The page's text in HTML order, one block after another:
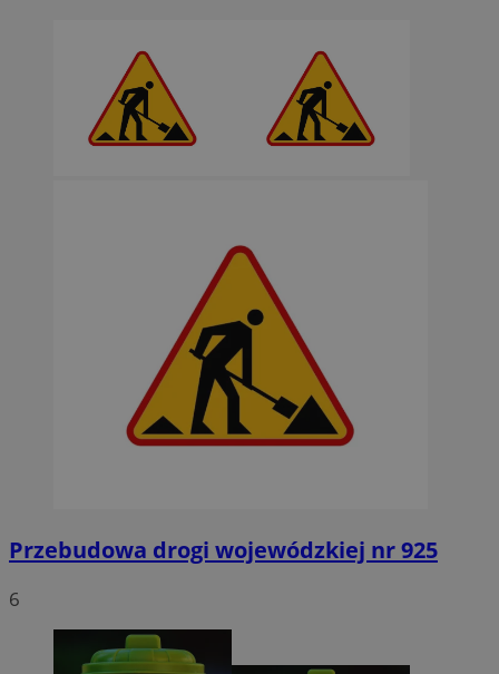
Przebudowa drogi wojewódzkiej nr 925
6